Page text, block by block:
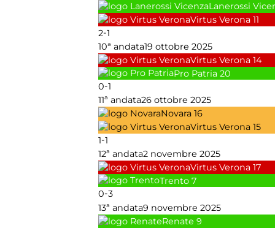
Lanerossi
Virtus Verona 11
2-1
10ª andata19 ottobre 2025
Virtus Verona 14
Pro Patria 20
0-1
11ª andata26 ottobre 2025
Novara 16
Virtus Verona 15
1-1
12ª andata2 novembre 2025
Virtus Verona 17
Trento 7
0-3
13ª andata9 novembre 2025
Renate 9